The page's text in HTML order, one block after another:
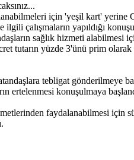
için 'yeşil kart' yerine
çalışmaların yapıldığı
sağlık hizmeti alabilmesi
tutarın yüzde 3'ünü prim
tebligat gönderilmeye
ertelenmesi konuşulmaya
faydalanabilmesi için